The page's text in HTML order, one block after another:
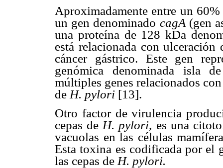
Aproximadamente entre un
un gen denominado cagA(gen
una proteína de 128 kDa
está relacionada con
cáncer gástrico.
Este gen
genómica denominada isla
múltiples genes relacionados
deH. pylori [13].
Otro factor de virulencia
cepas de H. pylori, es una
vacuolas en las células
Esta toxina es codificada por el
las cepas de H. pylori.